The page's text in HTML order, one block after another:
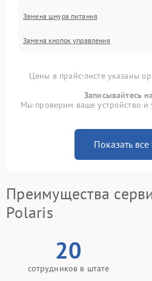
Замена шнура питания
Замена кнопок управления
Цены в прайс-листе указаны
Записывайтесь
Мы проверим ваше устройство и
Показать все
Преимущества
Polaris
20
сотрудников в штате